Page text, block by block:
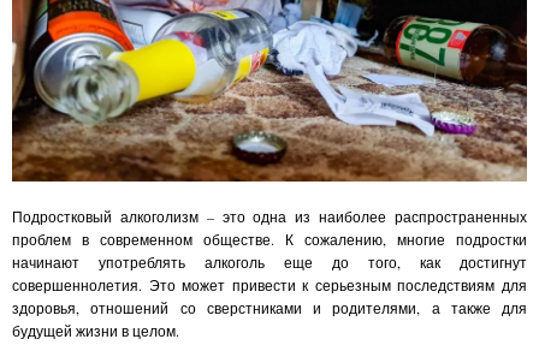
Подростковый алкоголизм – это одна из наиболее распространенных
проблем в современном обществе. К сожалению, многие подростки
начинают употреблять алкоголь еще до того, как достигнут
совершеннолетия. Это может привести к серьезным последствиям для
здоровья, отношений со сверстниками и родителями, а также для
будущей жизни в целом.